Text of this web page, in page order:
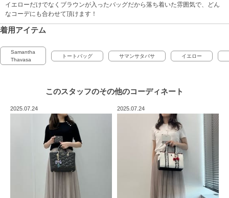
イエローだけでなくブラウンが入ったバッグだから落ち着いた雰囲気で、どん
なコーデにも合わせて頂けます！
着用アイテム
Samantha
Thavasa
トートバッグ サマンサタバサ イエロー
このスタッフのその他のコーディネート
2025.07.24 2025.07.24